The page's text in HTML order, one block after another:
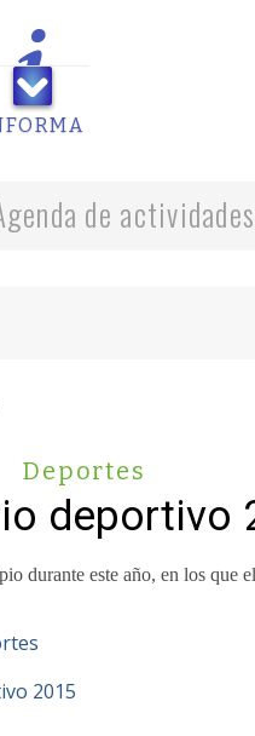
de actividades
Deportes
deportivo
durante este año, en los que
2015